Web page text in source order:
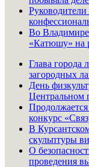
Во Владимире
«Катюшу» на
Глава города
загородных
День
Центральном
конкурс
В
скульптуры
О
проведения